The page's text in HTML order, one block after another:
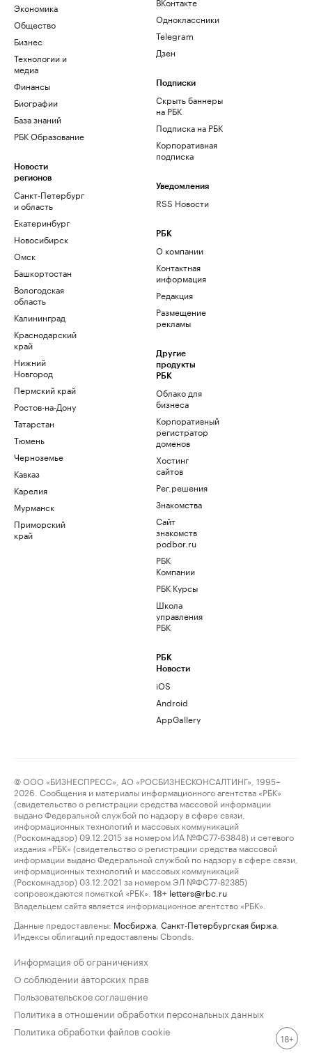
Экономика
Общество
Бизнес
Технологии и
медиа
Финансы
Биографии
База знаний
РБК Образование
Новости
регионов
Санкт-Петербург
и область
Екатеринбург
Новосибирск
Омск
Башкортостан
Вологодская
область
Калининград
Краснодарский
край
Нижний
Новгород
Пермский край
Ростов-на-Дону
Татарстан
Тюмень
Черноземье
Кавказ
Карелия
Мурманск
Приморский
край
Одноклассники
Telegram
Дзен
Подписки
Скрыть баннеры
на РБК
Подписка на РБК
Корпоративная
подписка
Уведомления
RSS Новости
РБК
О компании
Контактная
информация
Редакция
Размещение
рекламы
Другие
продукты
РБК
Облако для
бизнеса
Корпоративный
регистратор
доменов
Хостинг
сайтов
Рег.решения
Знакомства
Сайт
знакомств
podbor.ru
РБК
Компании
РБК Курсы
Школа
управления
РБК
РБК
Новости
iOS
Android
AppGallery
© ООО «БИЗНЕСПРЕСС», АО «РОСБИЗНЕСКОНСАЛТИНГ», 1995–
2026. Сообщения и материалы информационного агентства «РБК»
(свидетельство о регистрации средства массовой информации
выдано Федеральной службой по надзору в сфере связи,
информационных технологий и массовых коммуникаций
(Роскомнадзор) 09.12.2015 за номером ИА №ФС77-63848) и сетевого
издания «РБК» (свидетельство о регистрации средства массовой
информации выдано Федеральной службой по надзору в сфере связи,
информационных технологий и массовых коммуникаций
(Роскомнадзор) 03.12.2021 за номером ЭЛ №ФС77-82385)
сопровождаются пометкой «РБК».
18+ letters@rbc.ru
Владельцем сайта является информационное агентство «РБК».
Данные предоставлены: Мосбиржа Санкт-Петербургская биржа
Индексы облигаций предоставлены Cbonds.
Информация об ограничениях
О соблюдении авторских прав
Пользовательское соглашение
Политика в отношении обработки персональных данных
Политика обработки файлов cookie
18+